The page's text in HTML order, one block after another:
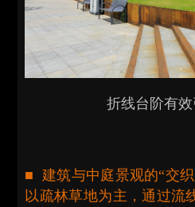
折线台阶有
■ 建筑与中庭景观的“交
以疏林草地为主，通过流